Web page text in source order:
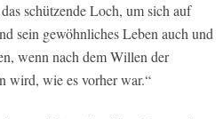
schützende Loch, um sich auf
sein gewöhnliches Leben auch und
wenn nach dem Willen der
wird, wie es vorher war.“